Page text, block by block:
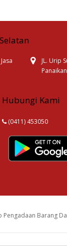
JL. Urip
Hubungi Kami
(0411) 453050
Barang